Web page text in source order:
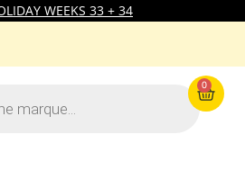
WEEKS 33 + 34
0